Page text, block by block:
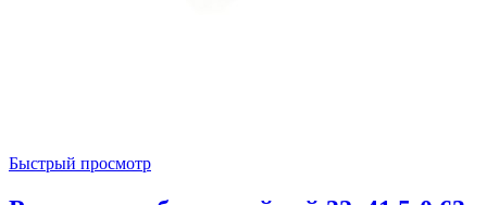
Быстрый просмотр